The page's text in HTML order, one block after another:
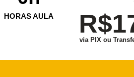
HORAS AULA
via PIX ou